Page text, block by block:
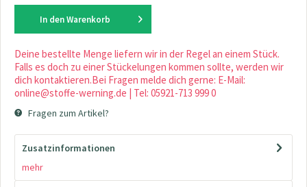
In den Warenkorb
Deine bestellte Menge liefern wir in der Regel an einem Stück.
Falls es doch zu einer Stückelungen kommen sollte, werden wir
dich kontaktieren.Bei Fragen melde dich gerne: E-Mail:
online@stoffe-werning.de | Tel: 05921-713 999 0
Fragen zum Artikel?
Zusatzinformationen
mehr